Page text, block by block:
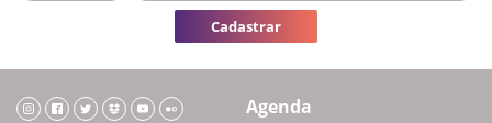
Cadastrar
Agenda